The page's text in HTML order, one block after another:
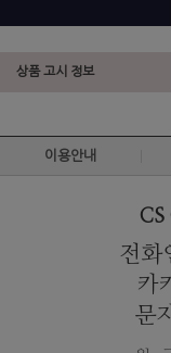
상품 고시 정보
이용안내
CS
전화
카
문